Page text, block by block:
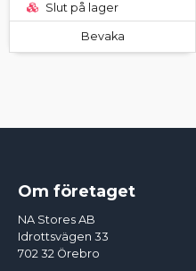
Slut på lager
Bevaka
Om företaget
NA Stores AB
Idrottsvägen 33
702 32 Örebro